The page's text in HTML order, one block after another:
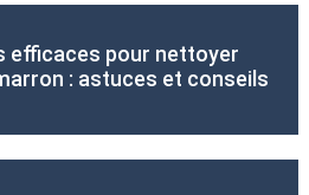
efficaces pour nettoyer
: astuces et conseils